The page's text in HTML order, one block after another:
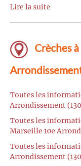
Lire la suite
Crèches
Toutes les
Arrondissement
Toutes les
Marseille 10e
Toutes les
Arrondissement